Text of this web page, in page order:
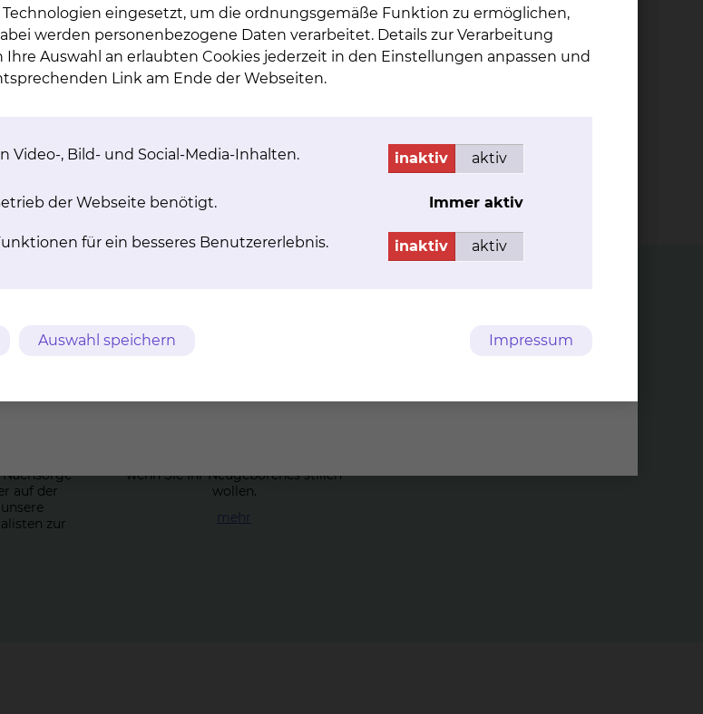
Jahr erblicken das Licht der Welt in
Kreißsäle und 73 vollstationäre Betten
auf der
zur
wenn Sie Ihr Neugeborenes stillen
wollen.
mehr
eingesetzt, um die ordnungsgemäße Funktion zu ermöglichen,
werden personenbezogene Daten verarbeitet. Details zur Verarbeitung
Auswahl an erlaubten Cookies jederzeit in den Einstellungen anpassen und
Link am Ende der Webseiten.
Video-, Bild- und Social-Media-Inhalten. inaktiv aktiv
der Webseite benötigt. Immer aktiv
für ein besseres Benutzererlebnis. inaktiv aktiv
Auswahl speichern Impressum